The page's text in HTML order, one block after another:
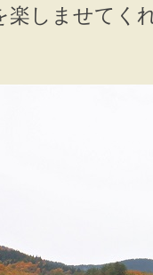
楽しませてく